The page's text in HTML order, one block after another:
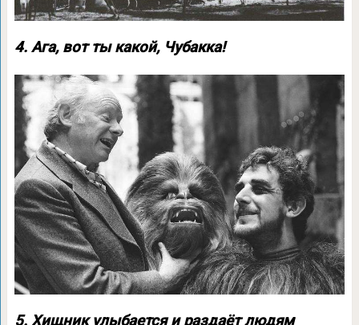
4. Ага, вот ты какой, Чубакка!
5. Хищник улыбается и раздаёт людям